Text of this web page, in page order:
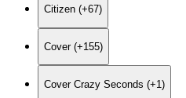
Citizen (+67)
Cover (+155)
Cover Crazy Seconds (+1)